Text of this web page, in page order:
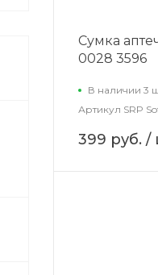
Сумка
0028 3596
В наличии 3
Артикул SRP
399 руб. /